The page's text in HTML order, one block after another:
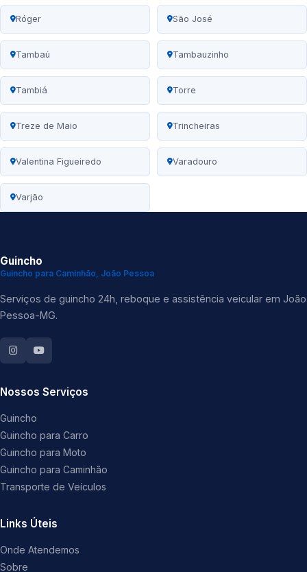
Róger São José
Tambaú Tambauzinho
Tambiá Torre
Treze de Maio Trincheiras
Valentina Figueiredo Varadouro
Varjão
Guincho
Guincho para Caminhão, João Pessoa
Serviços de guincho 24h, reboque e assistência veicular em João
Pessoa-MG.
Nossos Serviços
Guincho
Guincho para Carro
Guincho para Moto
Guincho para Caminhão
Transporte de Veículos
Links Úteis
Onde Atendemos
Sobre